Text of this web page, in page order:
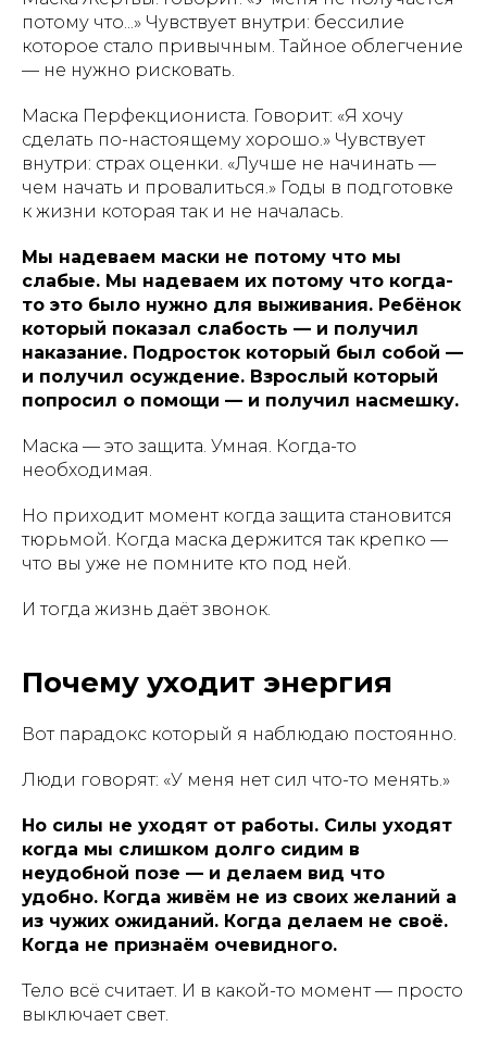
потому что...» Чувствует внутри: бессилие
которое стало привычным. Тайное облегчение
— не нужно рисковать.
Маска Перфекциониста. Говорит: «Я хочу
сделать по-настоящему хорошо.» Чувствует
внутри: страх оценки. «Лучше не начинать —
чем начать и провалиться.» Годы в подготовке
к жизни которая так и не началась.
Мы надеваем маски не потому что мы
слабые. Мы надеваем их потому что когда-
то это было нужно для выживания. Ребёнок
который показал слабость — и получил
наказание. Подросток который был собой —
и получил осуждение. Взрослый который
попросил о помощи — и получил насмешку.
Маска — это защита. Умная. Когда-то
необходимая.
Но приходит момент когда защита становится
тюрьмой. Когда маска держится так крепко —
что вы уже не помните кто под ней.
И тогда жизнь даёт звонок.
Почему уходит энергия
Вот парадокс который я наблюдаю постоянно.
Люди говорят: «У меня нет сил что-то менять.»
Но силы не уходят от работы. Силы уходят
когда мы слишком долго сидим в
неудобной позе — и делаем вид что
удобно. Когда живём не из своих желаний а
из чужих ожиданий. Когда делаем не своё.
Когда не признаём очевидного.
Тело всё считает. И в какой-то момент — просто
выключает свет.